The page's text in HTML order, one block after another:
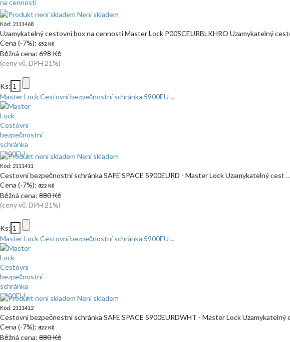
Není skladem
Kód: 2111468
Uzamykatelný cestovní box na cennosti Master Lock P005CEURBLKHRO Uzamykatelný
Cena (-7%): 652 Kč
Běžná cena: 698 Kč
(ceny vč. DPH 21%)
Ks:
Master Lock Cestovní bezpečnostní schránka 5900EU ...
Není skladem
Kód: 2111411
Cestovní bezpečnostní schránka SAFE SPACE 5900EURD - Master Lock Uzamykatelný cest ...
Cena (-7%): 822 Kč
Běžná cena: 880 Kč
(ceny vč. DPH 21%)
Ks:
Master Lock Cestovní bezpečnostní schránka 5900EU ...
Není skladem
Kód: 2111412
Cestovní bezpečnostní schránka SAFE SPACE 5900EURDWHT - Master Lock Uzamykatelný
Cena (-7%): 822 Kč
Běžná cena: 880 Kč